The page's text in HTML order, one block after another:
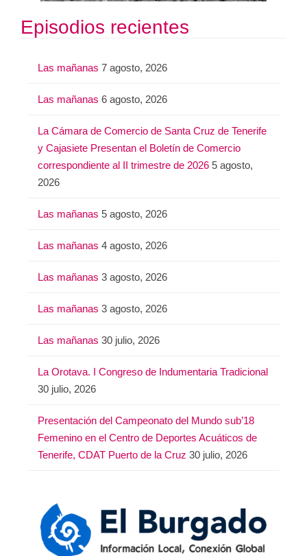
Episodios recientes
Las mañanas 7 agosto, 2026
Las mañanas 6 agosto, 2026
La Cámara de Comercio de Santa Cruz de Tenerife
y Cajasiete Presentan el Boletín de Comercio
correspondiente al II trimestre de 2026 5 agosto,
2026
Las mañanas 5 agosto, 2026
Las mañanas 4 agosto, 2026
Las mañanas 3 agosto, 2026
Las mañanas 3 agosto, 2026
Las mañanas 30 julio, 2026
La Orotava. I Congreso de Indumentaria Tradicional
30 julio, 2026
Presentación del Campeonato del Mundo sub’18
Femenino en el Centro de Deportes Acuáticos de
Tenerife, CDAT Puerto de la Cruz 30 julio, 2026